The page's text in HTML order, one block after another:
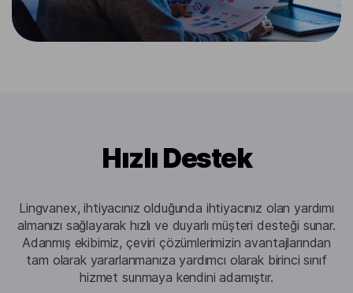
Hızlı Destek
Lingvanex, ihtiyacınız olduğunda ihtiyacınız olan yardımı
almanızı sağlayarak hızlı ve duyarlı müşteri desteği sunar.
Adanmış ekibimiz, çeviri çözümlerimizin avantajlarından
tam olarak yararlanmanıza yardımcı olarak birinci sınıf
hizmet sunmaya kendini adamıştır.